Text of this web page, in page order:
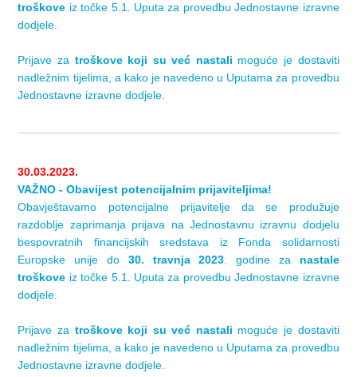
troškove iz točke 5.1. Uputa za provedbu Jednostavne izravne
dodjele.
Prijave za troškove koji su već nastali moguće je dostaviti
nadležnim tijelima, a kako je navedeno u Uputama za provedbu
Jednostavne izravne dodjele.
30.03.2023.
VAŽNO - Obavijest potencijalnim prijaviteljima!
Obavještavamo potencijalne prijavitelje da se produžuje
razdoblje zaprimanja prijava na Jednostavnu izravnu dodjelu
bespovratnih financijskih sredstava iz Fonda solidarnosti
Europske unije do 30. travnja 2023 . godine za nastale
troškove iz točke 5.1. Uputa za provedbu Jednostavne izravne
dodjele.
Prijave za troškove koji su već nastali moguće je dostaviti
nadležnim tijelima, a kako je navedeno u Uputama za provedbu
Jednostavne izravne dodjele.